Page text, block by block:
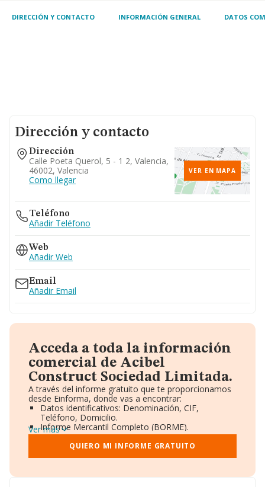
urbaniza
DIRECCIÓN Y CONTACTO INFORMACIÓN GENERAL DATOS
Dirección y contacto
Dirección
Calle Poeta Querol, 5 - 1 2, Valencia,
46002, Valencia
Como llegar
VER EN MAPA
Teléfono
Añadir Teléfono
Web
Añadir Web
Email
Añadir Email
Acceda a toda la información
comercial de Acibel
Construct Sociedad Limitada.
A través del informe gratuito que te proporcionamos
desde Einforma, donde vas a encontrar:
Datos identificativos: Denominación, CIF,
Teléfono, Domicilio.
Informe Mercantil Completo (BORME).
Gráficos de Evolución Ventas y Empleados.
Consejo de Administración y Administradores.
Directivos y Ejecutivos.
Ver más
QUIERO MI INFORME GRATUITO